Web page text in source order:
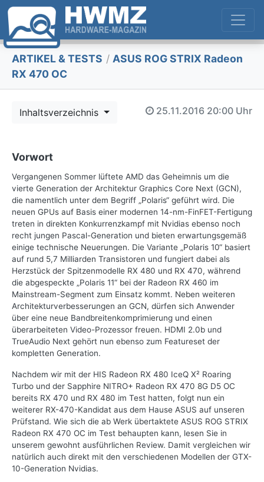
ARTIKEL & TESTS / ASUS ROG STRIX Radeon
RX 470 OC
Inhaltsverzeichnis 25.11.2016 20:00 Uhr
Vorwort
Vergangenen Sommer lüftete AMD das Geheimnis um die
vierte Generation der Architektur Graphics Core Next (GCN),
die namentlich unter dem Begriff „Polaris“ geführt wird. Die
neuen GPUs auf Basis einer modernen 14-nm-FinFET-Fertigung
treten in direkten Konkurrenzkampf mit Nvidias ebenso noch
recht jungen Pascal-Generation und bieten erwartungsgemäß
einige technische Neuerungen. Die Variante „Polaris 10“ basiert
auf rund 5,7 Milliarden Transistoren und fungiert dabei als
Herzstück der Spitzenmodelle RX 480 und RX 470, während
die abgespeckte „Polaris 11“ bei der Radeon RX 460 im
Mainstream-Segment zum Einsatz kommt. Neben weiteren
Architekturverbesserungen an GCN, dürfen sich Anwender
über eine neue Bandbreitenkomprimierung und einen
überarbeiteten Video-Prozessor freuen. HDMI 2.0b und
TrueAudio Next gehört nun ebenso zum Featureset der
kompletten Generation.
Nachdem wir mit der HIS Radeon RX 480 IceQ X² Roaring
Turbo und der Sapphire NITRO+ Radeon RX 470 8G D5 OC
bereits RX 470 und RX 480 im Test hatten, folgt nun ein
weiterer RX-470-Kandidat aus dem Hause ASUS auf unseren
Prüfstand. Wie sich die ab Werk übertaktete ASUS ROG STRIX
Radeon RX 470 OC im Test behaupten kann, lesen Sie in
unserem gewohnt ausführlichen Review. Damit vergleichen wir
natürlich auch direkt mit den verschiedenen Modellen der GTX-
10-Generation Nvidias.